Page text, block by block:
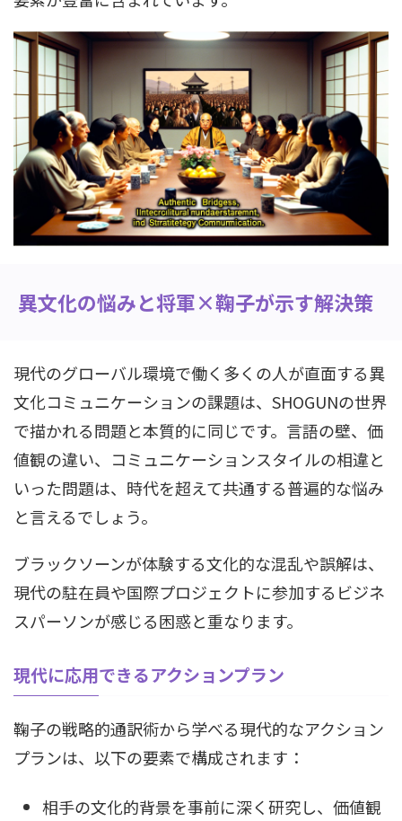
異文化の悩みと将軍×鞠子が示す解決策
現代のグローバル環境で働く多くの人が直面する異
文化コミュニケーションの課題は、SHOGUNの世界
で描かれる問題と本質的に同じです。言語の壁、価
値観の違い、コミュニケーションスタイルの相違と
いった問題は、時代を超えて共通する普遍的な悩み
と言えるでしょう。
ブラックソーンが体験する文化的な混乱や誤解は、
現代の駐在員や国際プロジェクトに参加するビジネ
スパーソンが感じる困惑と重なります。
現代に応用できるアクションプラン
鞠子の戦略的通訳術から学べる現代的なアクション
プランは、以下の要素で構成されます：
相手の文化的背景を事前に深く研究し、価値観